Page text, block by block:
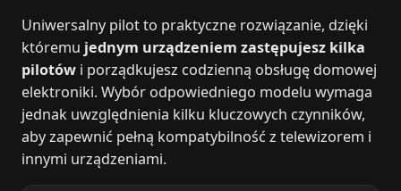
Uniwersalny pilot to praktyczne rozwiązanie, dzięki
któremu jednym urządzeniem zastępujesz kilka
pilotów i porządkujesz codzienną obsługę domowej
elektroniki. Wybór odpowiedniego modelu wymaga
jednak uwzględnienia kilku kluczowych czynników,
aby zapewnić pełną kompatybilność z telewizorem i
innymi urządzeniami.